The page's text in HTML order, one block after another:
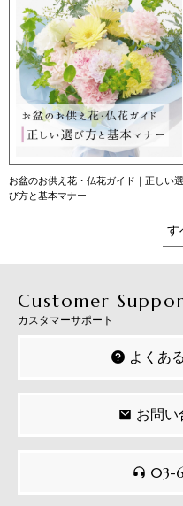
お盆のお供え花・仏花ガイド｜正しい選
び方と基本マナー
す
Customer
カスタマーサポート
よくあ
お問い
03-